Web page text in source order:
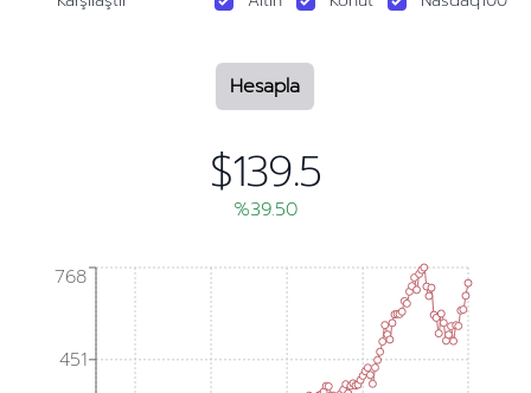
Hesapla
$139.5
%39.50
451
768